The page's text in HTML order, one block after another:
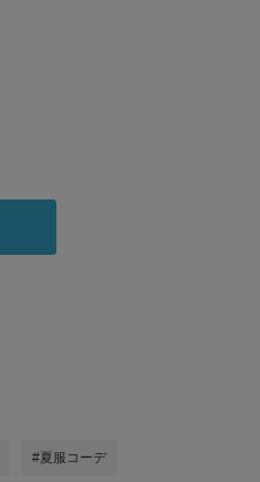
#夏服コーデ